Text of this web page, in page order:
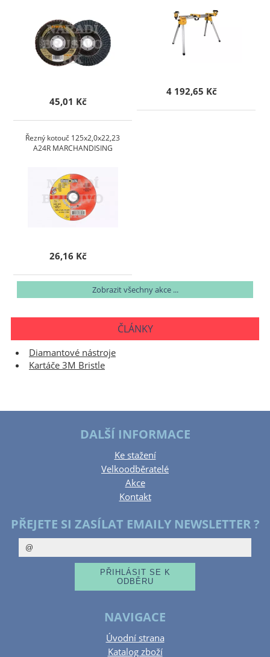
45,01 Kč
4 192,65 Kč
Řezný kotouč 125x2,0x22,23
A24R MARCHANDISING
26,16 Kč
Zobrazit všechny akce ...
ČLÁNKY
Diamantové nástroje
Kartáče 3M Bristle
DALŠÍ INFORMACE
Ke stažení
Velkoodběratelé
Akce
Kontakt
PŘEJETE SI ZASÍLAT EMAILY NEWSLETTER ?
NAVIGACE
Úvodní strana
Katalog zboží